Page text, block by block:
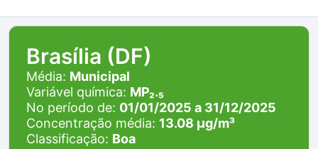
Brasília (DF)
Média: Municipal
Variável química: MP₂.₅
No período de: 01/01/2025 a 31/12/2025
Concentração média: 13.08 µg/m³
Classificação: Boa